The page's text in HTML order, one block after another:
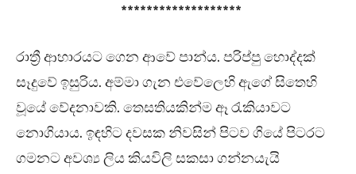
*******************
රාත්‍රී ආහාරයට ගෙන ආවේ පාන්ය. පරිප්පු හොද්දක්
සෑදුවේ ඉසුරිය. අම්මා ගැන එවේලෙහි ඇගේ සිතෙහි
වූයේ වේදනාවකි. තෙසතියකින්ම ඈ රැකියාවට
නොගියාය. ඉඳහිට දවසක නිවසින් පිටව ගියේ පිටරට
ගමනට අවශ්‍ය ලිය කියවිලි සකසා ගන්නයැයි